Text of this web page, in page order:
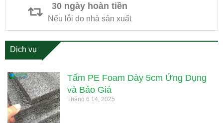
30 ngày hoàn tiền
Nếu lỗi do nhà sản xuất
Dịch vụ
Tấm PE Foam Dày 5cm Ứng Dụng
và Báo Giá
Tháng 6 14, 2025